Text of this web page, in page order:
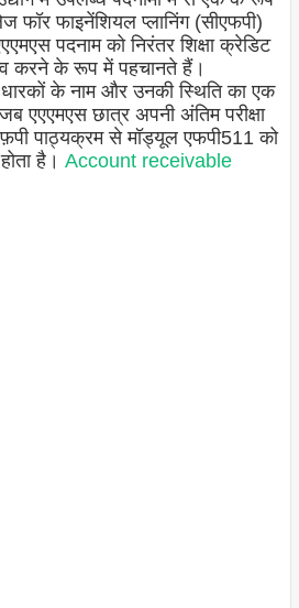
फॉर फाइनेंशियल प्लानिंग (सीएफपी)
पदनाम को निरंतर शिक्षा क्रेडिट
करने के रूप में पहचानते हैं।
के नाम और उनकी स्थिति का एक
एएएमएस छात्र अपनी अंतिम परीक्षा
पाठ्यक्रम से मॉड्यूल एफपी511 को
है। Account receivable